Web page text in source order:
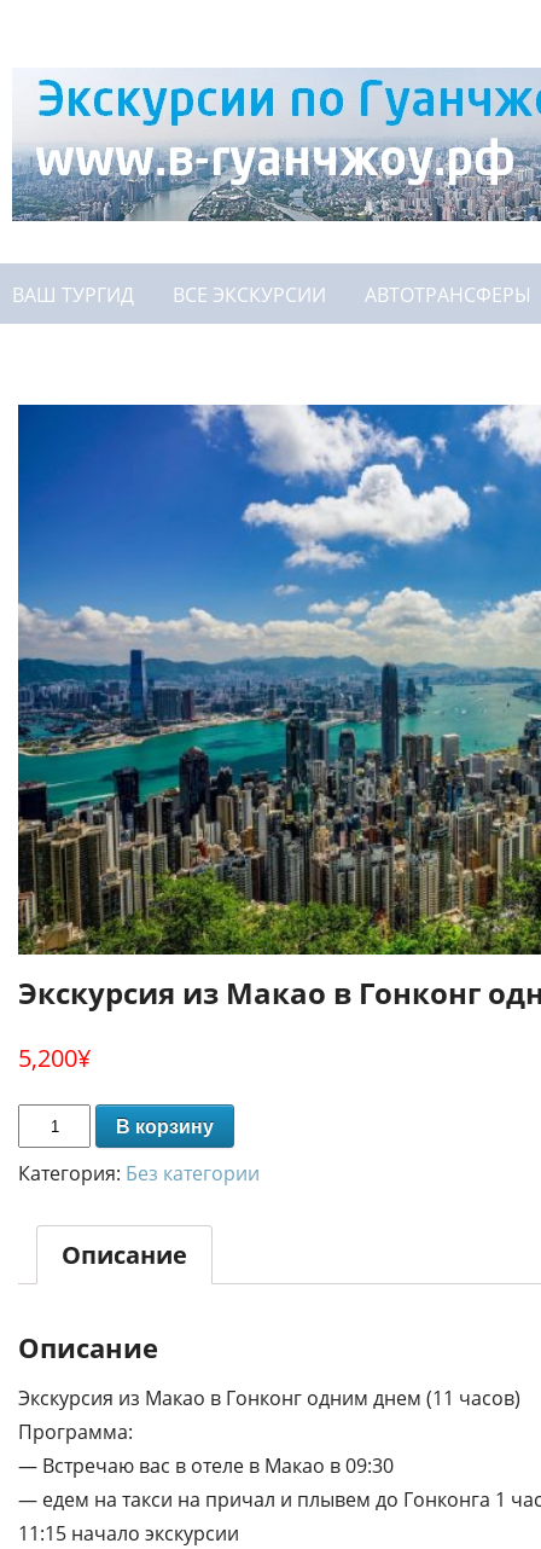
ВАШ ТУРГИД ВСЕ ЭКСКУРСИИ АВТОТРАНСФЕРЫ
Экскурсия из Макао в Гонконг
5,200¥
В корзину
Категория: Без категории
Описание
Описание
Экскурсия из Макао в Гонконг одним днем (11 часов)
Программа:
— Встречаю вас в отеле в Макао в 09:30
— едем на такси на причал и плывем до Гонконга 1
11:15 начало экскурсии